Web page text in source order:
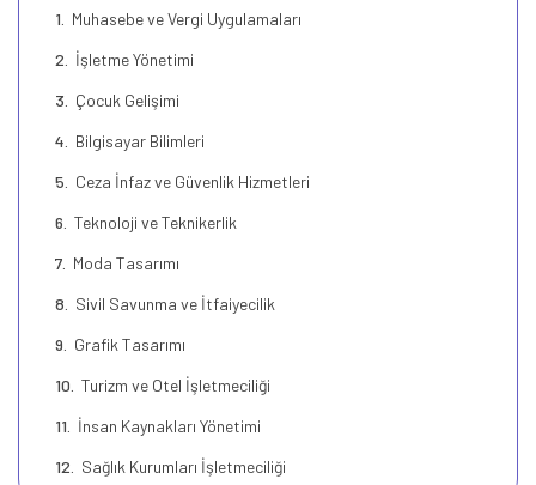
Muhasebe ve Vergi Uygulamaları
İşletme Yönetimi
Çocuk Gelişimi
Bilgisayar Bilimleri
Ceza İnfaz ve Güvenlik Hizmetleri
Teknoloji ve Teknikerlik
Moda Tasarımı
Sivil Savunma ve İtfaiyecilik
Grafik Tasarımı
Turizm ve Otel İşletmeciliği
İnsan Kaynakları Yönetimi
Sağlık Kurumları İşletmeciliği